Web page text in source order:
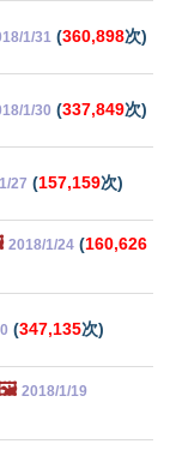
1/31 (360,898次)
1/30 (337,849次)
27 (157,159次)
2018/1/24 (160,626
(347,135次)
2018/1/19